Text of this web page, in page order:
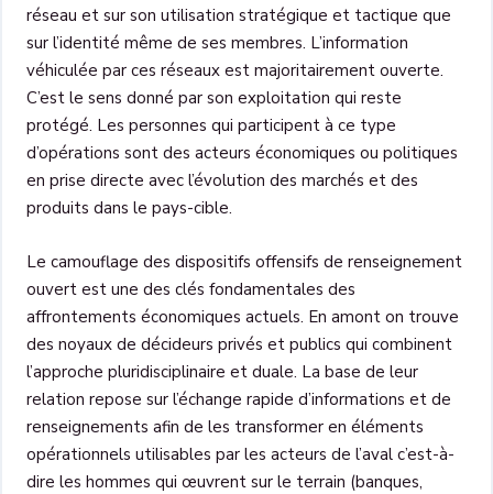
réseau et sur son utilisation stratégique et tactique que
sur l’identité même de ses membres. L’information
véhiculée par ces réseaux est majoritairement ouverte.
C’est le sens donné par son exploitation qui reste
protégé. Les personnes qui participent à ce type
d’opérations sont des acteurs économiques ou politiques
en prise directe avec l’évolution des marchés et des
produits dans le pays-cible.
Le camouflage des dispositifs offensifs de renseignement
ouvert est une des clés fondamentales des
affrontements économiques actuels. En amont on trouve
des noyaux de décideurs privés et publics qui combinent
l’approche pluridisciplinaire et duale. La base de leur
relation repose sur l’échange rapide d’informations et de
renseignements afin de les transformer en éléments
opérationnels utilisables par les acteurs de l’aval c’est-à-
dire les hommes qui œuvrent sur le terrain (banques,